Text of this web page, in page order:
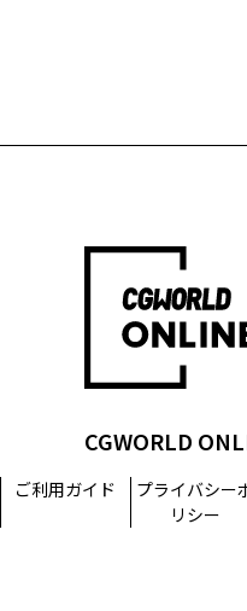
CGWORLD
ご利用ガイド
プライバシー
リシー